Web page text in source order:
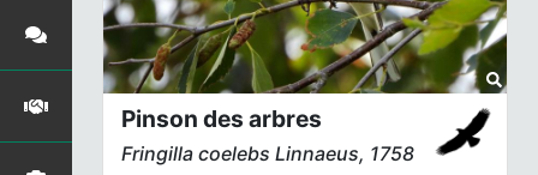
Pinson des arbres
Fringilla coelebs Linnaeus, 1758